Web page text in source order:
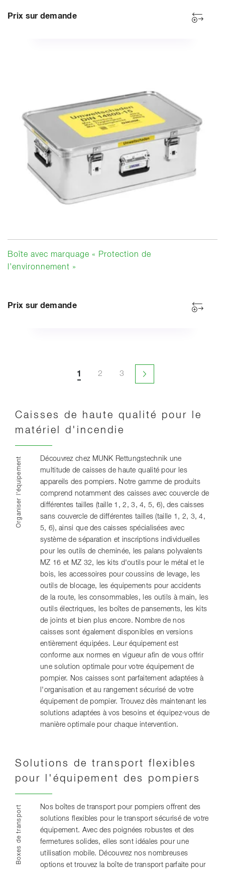
Prix sur demande
Boîte avec marquage « Protection de
l’environnement »
Prix sur demande
1 2 3
Page suivante
Caisses de haute qualité pour le
matériel d'incendie
Organiser l'équipement
Découvrez chez MUNK Rettungstechnik une
multitude de caisses de haute qualité pour les
appareils des pompiers. Notre gamme de produits
comprend notamment des caisses avec couvercle de
différentes tailles (taille 1, 2, 3, 4, 5, 6), des caisses
sans couvercle de différentes tailles (taille 1, 2, 3, 4,
5, 6), ainsi que des caisses spécialisées avec
système de séparation et inscriptions individuelles
pour les outils de cheminée, les palans polyvalents
MZ 16 et MZ 32, les kits d'outils pour le métal et le
bois, les accessoires pour coussins de levage, les
outils de blocage, les équipements pour accidents
de la route, les consommables, les outils à main, les
outils électriques, les boîtes de pansements, les kits
de joints et bien plus encore. Nombre de nos
caisses sont également disponibles en versions
entièrement équipées. Leur équipement est
conforme aux normes en vigueur afin de vous offrir
une solution optimale pour votre équipement de
pompier. Nos caisses sont parfaitement adaptées à
l'organisation et au rangement sécurisé de votre
équipement de pompier. Trouvez dès maintenant les
solutions adaptées à vos besoins et équipez-vous de
manière optimale pour chaque intervention.
Solutions de transport flexibles
pour l'équipement des pompiers
Boxes de transport
Nos boîtes de transport pour pompiers offrent des
solutions flexibles pour le transport sécurisé de votre
équipement. Avec des poignées robustes et des
fermetures solides, elles sont idéales pour une
utilisation mobile. Découvrez nos nombreuses
options et trouvez la boîte de transport parfaite pour